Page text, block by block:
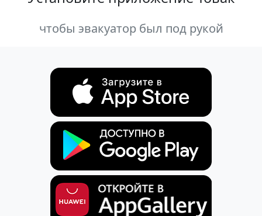
чтобы эвакуатор был под рукой